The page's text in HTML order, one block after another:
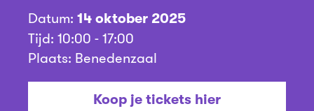
Datum: 14 oktober 2025
Tijd: 10:00 - 17:00
Plaats: Benedenzaal
Koop je tickets hier